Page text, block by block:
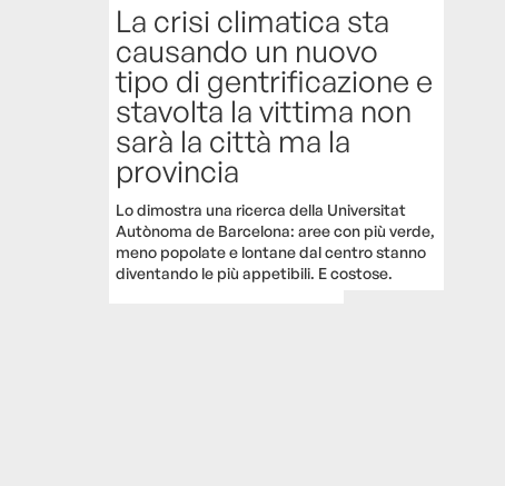
La crisi climatica sta
causando un nuovo
tipo di gentrificazione e
stavolta la vittima non
sarà la città ma la
provincia
Lo dimostra una ricerca della Universitat
Autònoma de Barcelona: aree con più verde,
meno popolate e lontane dal centro stanno
diventando le più appetibili. E costose.